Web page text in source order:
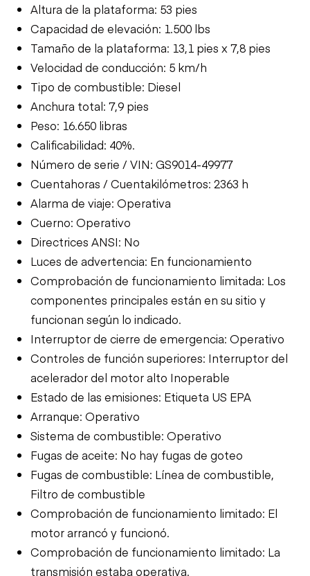
Altura de la plataforma: 53 pies
Capacidad de elevación: 1.500 lbs
Tamaño de la plataforma: 13,1 pies x 7,8 pies
Velocidad de conducción: 5 km/h
Tipo de combustible: Diesel
Anchura total: 7,9 pies
Peso: 16.650 libras
Calificabilidad: 40%.
Número de serie / VIN: GS9014-49977
Cuentahoras / Cuentakilómetros: 2363 h
Alarma de viaje: Operativa
Cuerno: Operativo
Directrices ANSI: No
Luces de advertencia: En funcionamiento
Comprobación de funcionamiento limitada: Los
componentes principales están en su sitio y
funcionan según lo indicado.
Interruptor de cierre de emergencia: Operativo
Controles de función superiores: Interruptor del
acelerador del motor alto Inoperable
Estado de las emisiones: Etiqueta US EPA
Arranque: Operativo
Sistema de combustible: Operativo
Fugas de aceite: No hay fugas de goteo
Fugas de combustible: Línea de combustible,
Filtro de combustible
Comprobación de funcionamiento limitado: El
motor arrancó y funcionó.
Comprobación de funcionamiento limitado: La
transmisión estaba operativa.